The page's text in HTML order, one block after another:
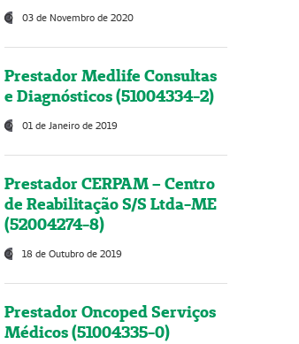
03 de Novembro de 2020
Prestador Medlife Consultas
e Diagnósticos (51004334-2)
01 de Janeiro de 2019
Prestador CERPAM – Centro
de Reabilitação S/S Ltda-ME
(52004274-8)
18 de Outubro de 2019
Prestador Oncoped Serviços
Médicos (51004335-0)